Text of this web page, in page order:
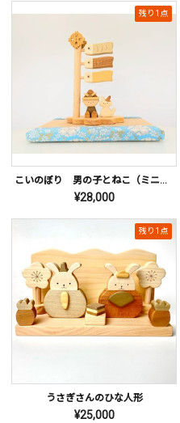
残り1点
こいのぼり 男の子とねこ（ミニ畳付）
¥28,000
残り1点
うさぎさんのひな人形
¥25,000